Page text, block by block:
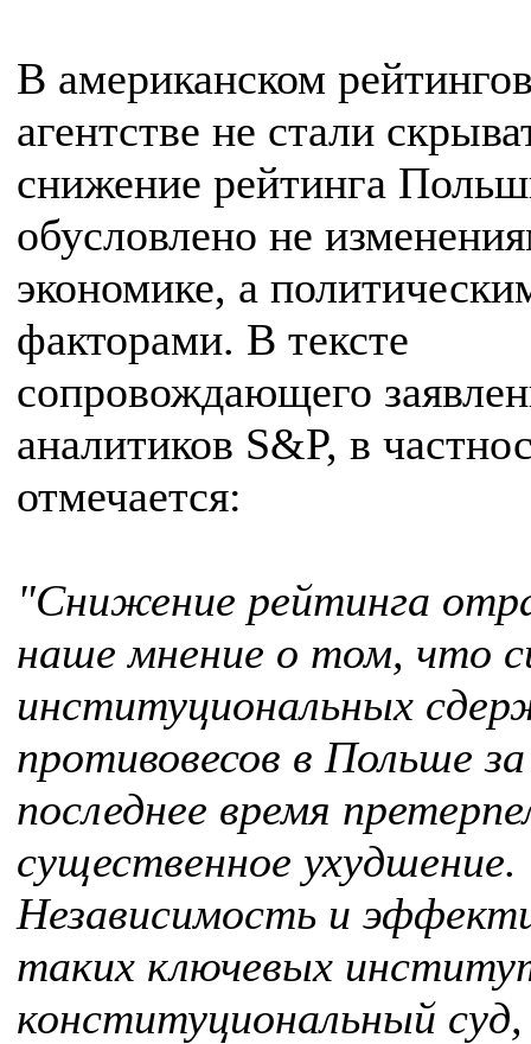
В американском
агентстве не стали
снижение рейтинга
обусловлено не
экономике, а
факторами. В тексте
сопровождающего
аналитиков S&P, в
отмечается:
"Снижение рейтинга
наше мнение о том, что
институциональных
противовесов в Польше за
последнее время
существенное ухудшение.
Независимость и
таких ключевых
конституциональный суд,